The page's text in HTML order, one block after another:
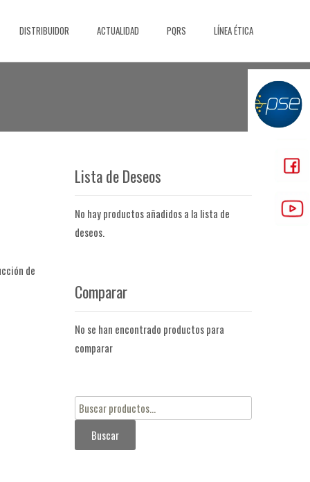
DISTRIBUIDOR ACTUALIDAD PQRS LÍNEA ÉTICA
de
Lista de Deseos
No hay productos añadidos a la lista de
deseos.
Comparar
No se han encontrado productos para
comparar
Buscar
por:
Buscar